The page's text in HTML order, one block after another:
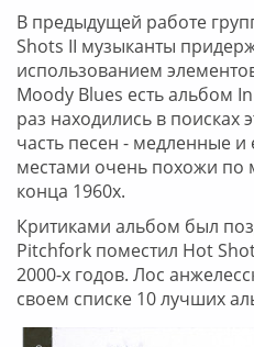
В предыдущей работе
Shots II музыканты
использованием
Moody Blues есть альбом
раз находились в поисках
часть песен - медленные
местами очень похожи по
конца 1960х.
Критиками альбом был
Pitchfork поместил Hot
2000-х годов. Лос
своем списке 10 лучших